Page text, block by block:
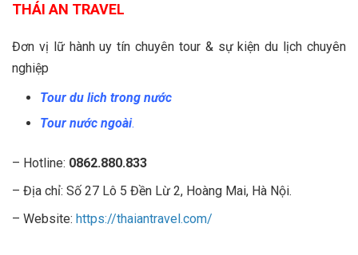
THÁI AN TRAVEL
Đơn vị lữ hành uy tín chuyên tour & sự kiện du lịch chuyên
nghiệp
Tour du lich trong nước
Tour nước ngoài.
– Hotline: 0862.880.833
– Địa chỉ: Số 27 Lô 5 Đền Lừ 2, Hoàng Mai, Hà Nội.
– Website: https://thaiantravel.com/